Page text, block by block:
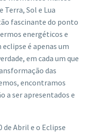
Terra, Sol e Lua
fascinante do ponto
energéticos e
é apenas um
em cada um que
das
encontramos
a ser apresentados e
de Abril e o Eclipse